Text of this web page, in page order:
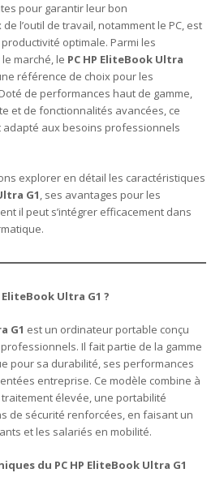
pour garantir leur bon
l’outil de travail, notamment le PC, est
optimale. Parmi les
marché, le PC HP EliteBook Ultra
référence de choix pour les
de performances haut de gamme,
et de fonctionnalités avancées, ce
aux besoins professionnels
explorer en détail les caractéristiques
G1, ses avantages pour les
il peut s’intégrer efficacement dans
EliteBook Ultra G1 ?
G1 est un ordinateur portable conçu
Il fait partie de la gamme
pour sa durabilité, ses performances
entreprise. Ce modèle combine à
élevée, une portabilité
de sécurité renforcées, en faisant un
et les salariés en mobilité.
du PC HP EliteBook Ultra G1